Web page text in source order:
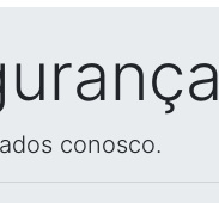
conosco.